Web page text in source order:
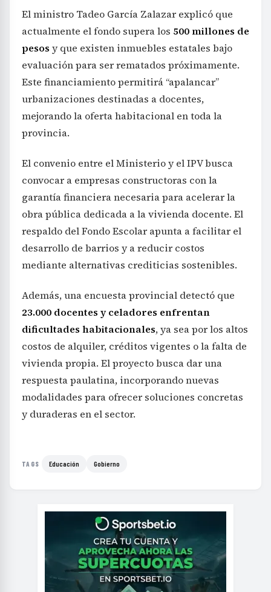
El ministro Tadeo García Zalazar explicó que
actualmente el fondo supera los 500 millones de
pesos y que existen inmuebles estatales bajo
evaluación para ser rematados próximamente.
Este financiamiento permitirá “apalancar”
urbanizaciones destinadas a docentes,
mejorando la oferta habitacional en toda la
provincia.
El convenio entre el Ministerio y el IPV busca
convocar a empresas constructoras con la
garantía financiera necesaria para acelerar la
obra pública dedicada a la vivienda docente. El
respaldo del Fondo Escolar apunta a facilitar el
desarrollo de barrios y a reducir costos
mediante alternativas crediticias sostenibles.
Además, una encuesta provincial detectó que
23.000 docentes y celadores enfrentan
dificultades habitacionales, ya sea por los altos
costos de alquiler, créditos vigentes o la falta de
vivienda propia. El proyecto busca dar una
respuesta paulatina, incorporando nuevas
modalidades para ofrecer soluciones concretas
y duraderas en el sector.
TAGS Educación Gobierno